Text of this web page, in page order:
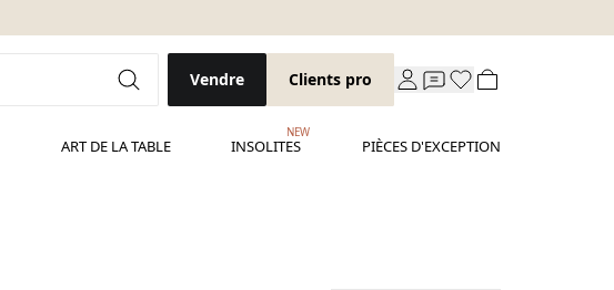
Vendre Clients pro
ART DE LA TABLE INSOLITES
NEW
PIÈCES D'EXCEPTION